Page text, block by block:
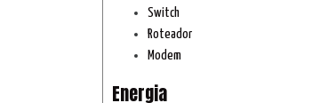
Switch
Roteador
Modem
Energia